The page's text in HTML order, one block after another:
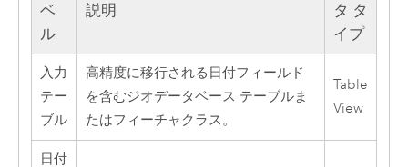
ベ
ル
説明
タ タ
イプ
入力
テー
ブル
高精度に移行される日付フィールド
を含むジオデータベース テーブルま
たはフィーチャクラス。
Table
View
日付